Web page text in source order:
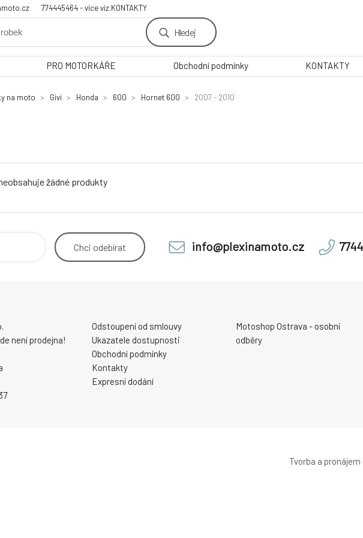
774445464 - více viz.KONTAKTY
Hledej
PRO MOTORKÁŘE Obchodní podmínky KONTAKTY
na moto Givi Honda 600 Hornet 600 2007 - 2010
žádné produkty
Chci odebírat info@plexinamoto.cz
není prodejna!
Odstoupení od smlouvy
Ukazatele dostupnosti
Obchodní podmínky
Kontakty
Expresní dodání
Motoshop Ostrava - osobní
odběry
Tvorba a pronájem